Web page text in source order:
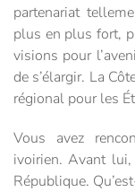
partenariat
plus en plus fort,
visions pour
de s’élargir. La
régional pour les
Vous avez
ivoirien. Avant
République.